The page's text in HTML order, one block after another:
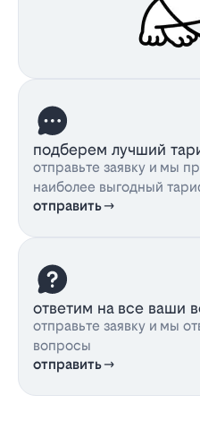
подберем лучший
отправьте заявку и мы
наиболее выгодный
отправить
ответим на все ваши
отправьте заявку и мы
вопросы
отправить